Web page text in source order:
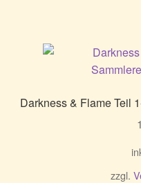
Darkness & Flame Teil
zzgl.